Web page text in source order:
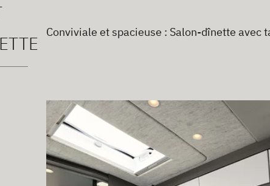
Conviviale et spacieuse : Salon-dînette avec